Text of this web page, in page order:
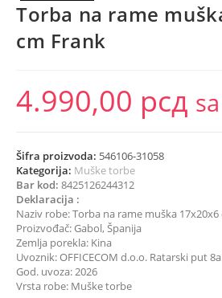
Torba na rame
cm Frank
4.990,00 рсд
Šifra proizvoda: 546106-31058
Kategorija: Muške torbe
Bar kod: 8425126244312
Deklaracija :
Naziv robe: Torba na rame muška 17x20x6
Proizvođač: Gabol, Španija
Zemlja porekla: Kina
Uvoznik: OFFICECOM d.o.o. Ratarski put
God. uvoza: 2026
Vrsta robe: Muške torbe